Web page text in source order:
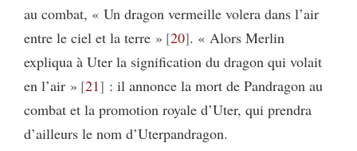
au combat, « Un dragon vermeille volera dans l’air
entre le ciel et la terre » 20 . « Alors Merlin
expliqua à Uter la signification du dragon qui volait
en l’air » 21
: il annonce la mort de Pandragon au
combat et la promotion royale d’Uter, qui prendra
d’ailleurs le nom d’Uterpandragon.